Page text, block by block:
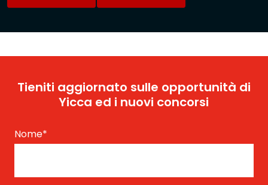
Tieniti aggiornato sulle opportunità di
Yicca ed i nuovi concorsi
Nome*